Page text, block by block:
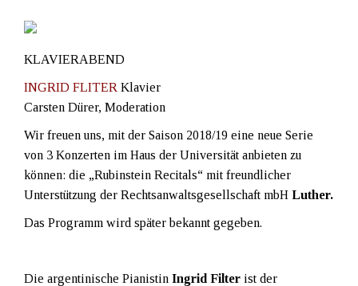
KLAVIERABEND
INGRID FLITER Klavier
Carsten Dürer, Moderation
Wir freuen uns, mit der Saison 2018/19 eine neue Serie
von 3 Konzerten im Haus der Universität anbieten zu
können: die „Rubinstein Recitals“ mit freundlicher
Unterstützung der Rechtsanwaltsgesellschaft mbH Luther.
Das Programm wird später bekannt gegeben.
Die argentinische Pianistin Ingrid Filter ist der